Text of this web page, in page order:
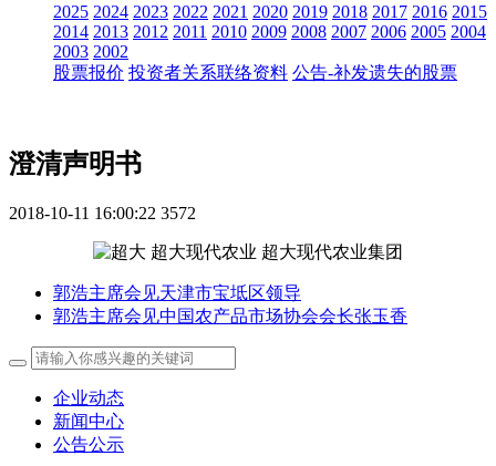
2025 2024 2023 2022 2021 2020 2019 2018 2017 2016 2015
2014 2013 2012 2011 2010 2009 2008 2007 2006 2005 2004
2003 2002
股票报价 投资者关系联络资料 公告-补发遗失的股票
澄清声明书
2018-10-11 16:00:22 3572
郭浩主席会见天津市宝坻区领导
郭浩主席会见中国农产品市场协会会长张玉香
企业动态
新闻中心
公告公示